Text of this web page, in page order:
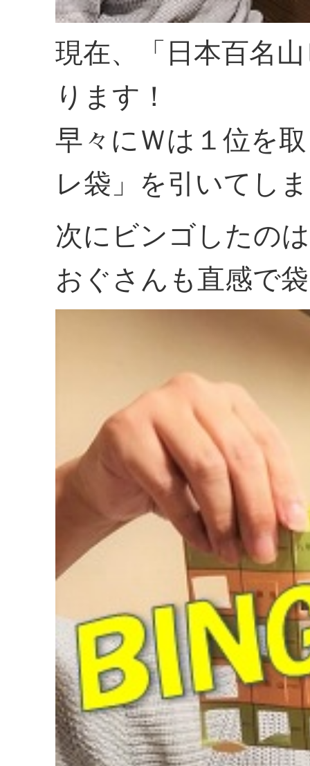
現在、「日本百名
ります！
早々にＷは１位を
レ袋」を引いてし
次にビンゴしたの
おぐさんも直感で